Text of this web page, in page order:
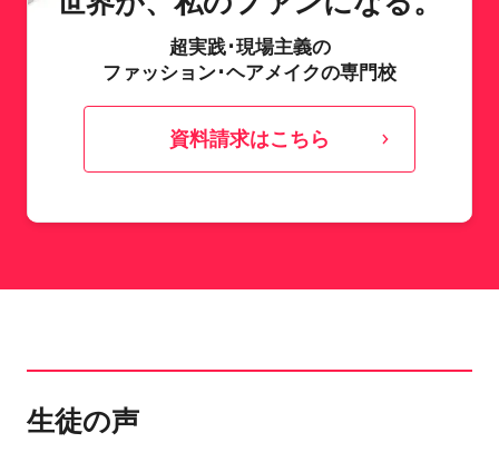
超実践･現場主義の
ファッション･ヘアメイクの専門校
資料請求はこちら
生徒の声